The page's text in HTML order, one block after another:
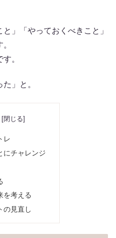
」「やっておくべきこと」
。
」と。
レ
にチャレンジ
を考える
の見直し